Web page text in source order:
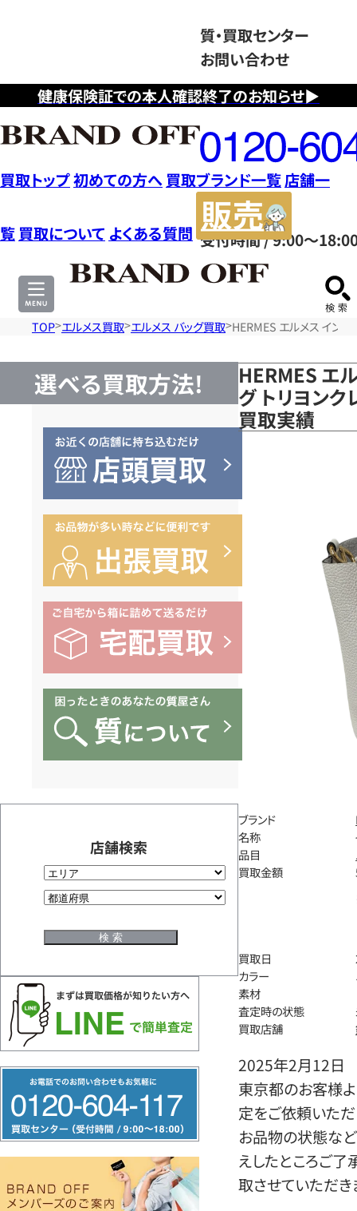
健康保険証での本人確認終了のお知らせ▶
質・買取センター
お問い合わせ
フ
リ
ー
ダ
イ
ヤ
ル
0120604117
受付時間 / 9:00～
買取トップ初めての方へ 買取ブランド一覧店舗一
覧 買取について よくある質問
サ
TOP エルメス買取 エルメス バッグ買取 HERMES エルメス イン
選べる買取方法!
店舗検索
リ
ー
ヤ
HERMES エ
グ トリヨンク
買取実績
ブランド
名称
品目
買取金額
買取日
カラー
素材
査定時の状態
買取店舗
2025年2月12日
東京都のお客様
定をご依頼いただ
お品物の状態など
えしたところご
取させていただき